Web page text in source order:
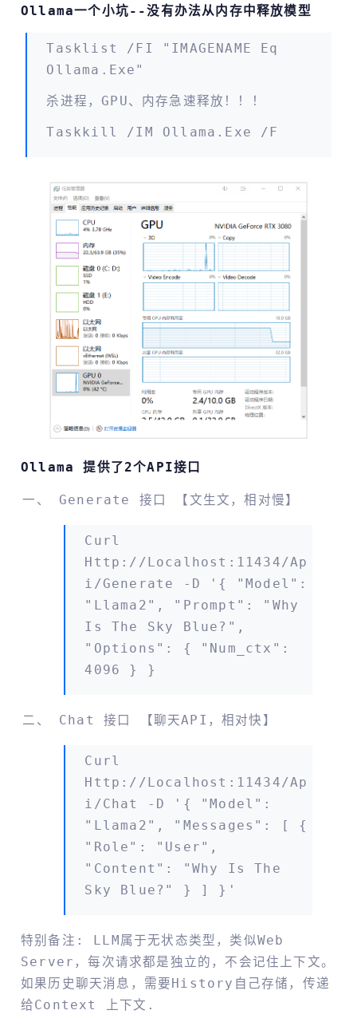
Ollama一个小坑--没有办法从内存中释放模型
Tasklist /FI "IMAGENAME Eq
Ollama.exe"
杀进程，GPU、内存急速释放！！！
Taskkill /IM Ollama.exe /F
Ollama 提供了2个API接口
Generate 接口 【文生文，相对慢】
Curl
Http://localhost:11434/ap
I/generate -d '{ "model":
"llama2", "prompt": "Why
Is The Sky Blue?",
"options": { "num_ctx":
4096 } }
Chat 接口 【聊天API，相对快】
Curl
Http://localhost:11434/ap
I/chat -d '{ "model":
"llama2", "messages": [ {
"role": "user",
"content": "why Is The
Sky Blue?" } ] }'
特别备注: LLM属于无状态类型，类似Web
Server，每次请求都是独立的，不会记住上下文。
如果历史聊天消息，需要history自己存储，传递
给context 上下文.